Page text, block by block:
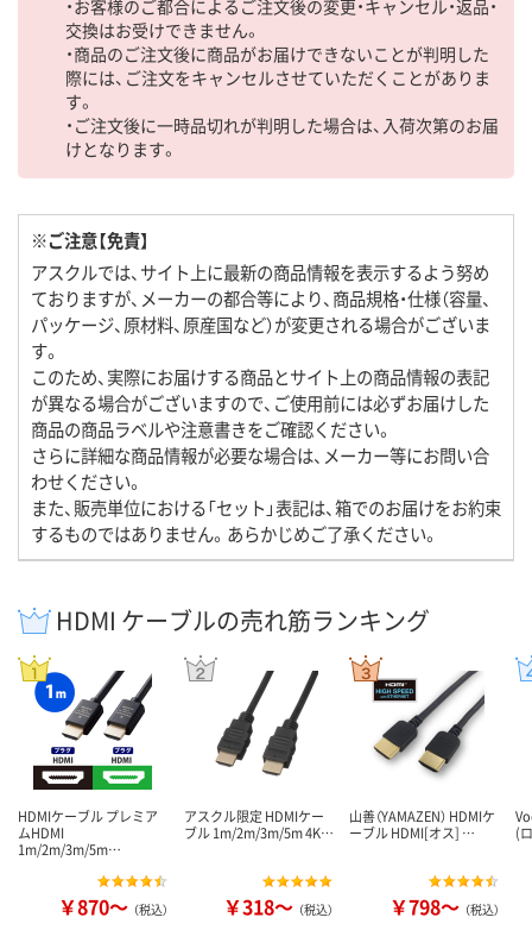
・お客様のご都合によるご注文後の変更・キャンセル・返品・
交換はお受けできません。
・商品のご注文後に商品がお届けできないことが判明した
際には、ご注文をキャンセルさせていただくことがありま
す。
・ご注文後に一時品切れが判明した場合は、入荷次第のお届
けとなります。
※ご注意【免責】
アスクルでは、サイト上に最新の商品情報を表示するよう努め
ておりますが、メーカーの都合等により、商品規格・仕様（容量、
パッケージ、原材料、原産国など）が変更される場合がございま
す。
このため、実際にお届けする商品とサイト上の商品情報の表記
が異なる場合がございますので、ご使用前には必ずお届けした
商品の商品ラベルや注意書きをご確認ください。
さらに詳細な商品情報が必要な場合は、メーカー等にお問い合
わせください。
また、販売単位における「セット」表記は、箱でのお届けをお約束
するものではありません。あらかじめご了承ください。
HDMI ケーブルの売れ筋ランキング
HDMIケーブル プレミア
ムHDMI
1m/2m/3m/5m…
￥870～ （税込）
アスクル限定 HDMIケー
ブル 1m/2m/3m/5m 4K…
￥318～ （税込）
山善（YAMAZEN） HDMIケ
ーブル HDMI[オス] …
￥798～ （税込）
(